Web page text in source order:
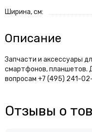
Ширина, см:
Описание
Запчасти и аксессуары
смартфонов, планшетов.
вопросам +7 (495) 241-
Отзывы о